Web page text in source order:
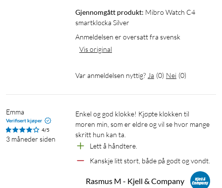
Gjennomgått produkt: Mibro Watch C4
smartklocka Silver
Anmeldelsen er oversatt fra svensk
Vis original
Var anmeldelsen nyttig? Ja (0) Nei (0)
Emma
Verifisert kjøper
4/5
3 måneder siden
Enkel og god klokke! Kjøpte klokken til
moren min, som er eldre og vil se hvor mange
skritt hun kan ta.
Lett å håndtere.
Kanskje litt stort, både på godt og vondt.
Rasmus M - Kjell & Company